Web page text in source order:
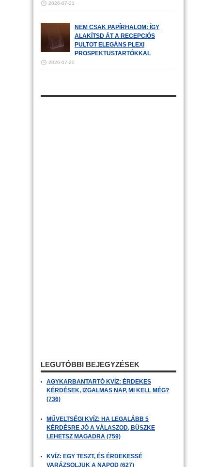
2026-07-21
NEM CSAK PAPÍRHALOM: ÍGY
ALAKÍTSD ÁT A RECEPCIÓS
PULTOT ELEGÁNS PLEXI
PROSPEKTUSTARTÓKKAL
2026-07-20
LEGUTÓBBI BEJEGYZÉSEK
AGYKARBANTARTÓ KVÍZ: ÉRDEKES
KÉRDÉSEK, IZGALMAS NAP, MI KELL MÉG?
(736)
MŰVELTSÉGI KVÍZ: HA LEGALÁBB 5
KÉRDÉSRE JÓ A VÁLASZOD, BÜSZKE
LEHETSZ MAGADRA (759)
KVÍZ: EGY TESZT, ÉS ÉRDEKESSÉ
VARÁZSOLJUK A NAPOD (627)